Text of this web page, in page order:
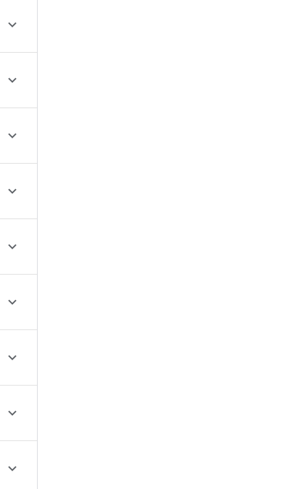








